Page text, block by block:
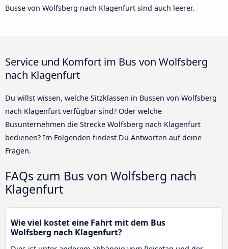
Busse von Wolfsberg nach Klagenfurt sind auch leerer.
Service und Komfort im Bus von Wolfsberg
nach Klagenfurt
Du willst wissen, welche Sitzklassen in Bussen von Wolfsberg
nach Klagenfurt verfügbar sind? Oder welche
Busunternehmen die Strecke Wolfsberg nach Klagenfurt
bedienen? Im Folgenden findest Du Antworten auf deine
Fragen.
FAQs zum Bus von Wolfsberg nach
Klagenfurt
Wie viel kostet eine Fahrt mit dem Bus
Wolfsberg nach Klagenfurt?